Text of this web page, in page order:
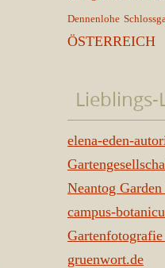
Dennenlohe
ÖSTERREICH
Lieblings-
elena-eden-
Neantog
campus-
gruenwort.de